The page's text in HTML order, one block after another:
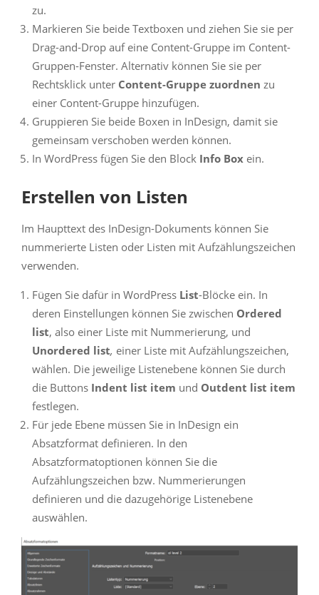
zu.
Markieren Sie beide Textboxen und ziehen Sie sie per
Drag-and-Drop auf eine Content-Gruppe im Content-
Gruppen-Fenster. Alternativ können Sie sie per
Rechtsklick unter Content-Gruppe zuordnen zu
einer Content-Gruppe hinzufügen.
Gruppieren Sie beide Boxen in InDesign, damit sie
gemeinsam verschoben werden können.
In WordPress fügen Sie den Block Info Box ein.
Erstellen von Listen
Im Haupttext des InDesign-Dokuments können Sie
nummerierte Listen oder Listen mit Aufzählungszeichen
verwenden.
Fügen Sie dafür in WordPress List-Blöcke ein. In
deren Einstellungen können Sie zwischen Ordered
list, also einer Liste mit Nummerierung, und
Unordered list, einer Liste mit Aufzählungszeichen,
wählen. Die jeweilige Listenebene können Sie durch
die Buttons Indent list item und Outdent list item
festlegen.
Für jede Ebene müssen Sie in InDesign ein
Absatzformat definieren. In den
Absatzformatoptionen können Sie die
Aufzählungszeichen bzw. Nummerierungen
definieren und die dazugehörige Listenebene
auswählen.